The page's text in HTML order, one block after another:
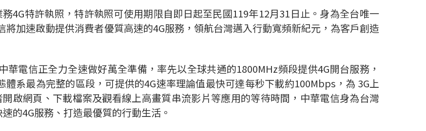
4G特許執照，特許執照可使用期限自即日起至民國119年12月31日止。身為全台唯一
加速啟動提供消費者優質高速的4G服務，領航台灣邁入行動寬頻新紀元，為客戶創造
華電信正全力全速做好萬全準備，率先以全球共通的1800MHz頻段提供4G開台服務，
系最為完整的區段，可提供的4G速率理論值最快可達每秒下載約100Mbps，為 3G上
啟網頁、下載檔案及觀看線上高畫質串流影片等應用的等待時間，中華電信身為台灣
的4G服務、打造最優質的行動生活。